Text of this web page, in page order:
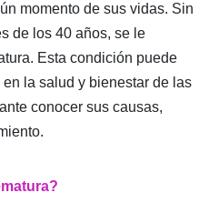
momento de sus vidas. Sin
de los 40 años, se le
Esta condición puede
la salud y bienestar de las
conocer sus causas,